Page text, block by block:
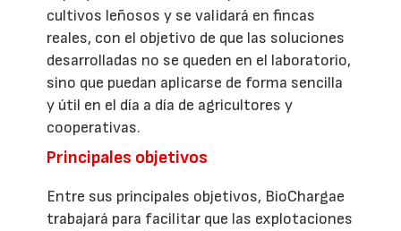
cultivos leñosos y se validará en fincas
reales, con el objetivo de que las soluciones
desarrolladas no se queden en el laboratorio,
sino que puedan aplicarse de forma sencilla
y útil en el día a día de agricultores y
cooperativas.
Principales objetivos
Entre sus principales objetivos, BioChargae
trabajará para facilitar que las explotaciones